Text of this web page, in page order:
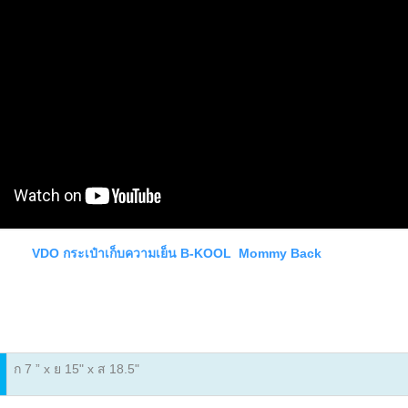
VDO กระเป๋าเก็บความเย็น B-KOOL Mommy Back
ก 7 ” x ย 15" x ส 18.5"